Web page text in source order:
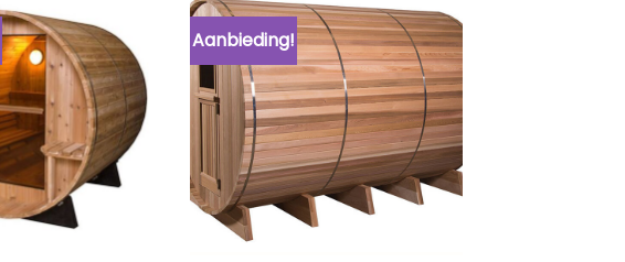
Aanbieding!